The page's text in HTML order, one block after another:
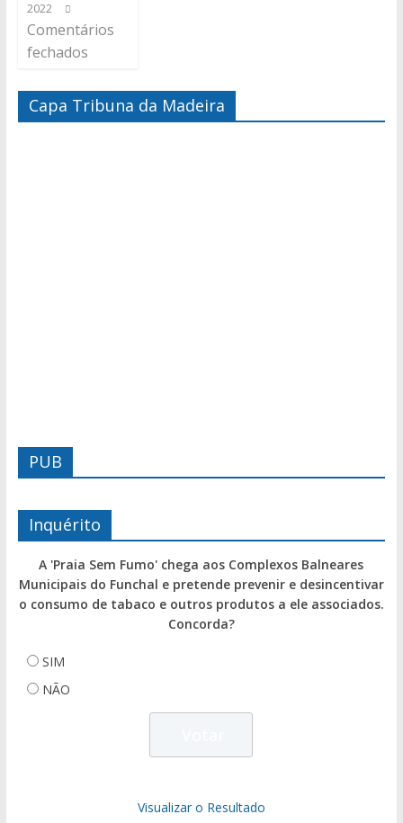
2022
Comentários
fechados
Capa Tribuna da Madeira
PUB
Inquérito
A 'Praia Sem Fumo' chega aos Complexos Balneares
Municipais do Funchal e pretende prevenir e desincentivar
o consumo de tabaco e outros produtos a ele associados.
Concorda?
SIM
NÃO
Visualizar o Resultado